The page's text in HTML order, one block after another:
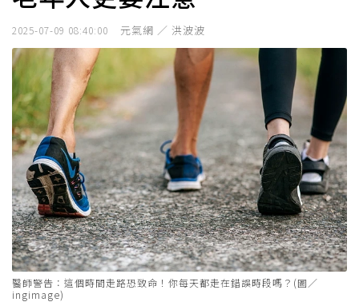
2025-07-09 08:40:00 元氣網 ／ 洪波波
醫師警告：這個時間走路恐致命！你每天都走在錯誤時段嗎？(圖／
ingimage)